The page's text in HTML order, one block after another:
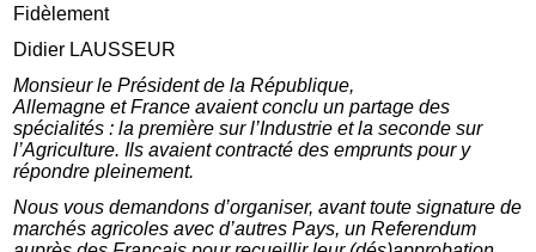
Fidèlement
Didier LAUSSEUR
Monsieur le Président de la République,
Allemagne et France avaient conclu un partage des
spécialités : la première sur l’Industrie et la seconde sur
l’Agriculture. Ils avaient contracté des emprunts pour y
répondre pleinement.
Nous vous demandons d’organiser, avant toute signature de
marchés agricoles avec d’autres Pays, un Referendum